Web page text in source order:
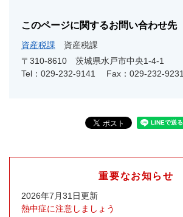
このページに関するお問い合わせ先
資産税課
資産税課
〒310-8610 茨城県水戸市中央1-4-1
Tel：029-232-9141
Fax：029-232-9231
重要なお知らせ
2026年7月31日更新
熱中症に注意しましょう